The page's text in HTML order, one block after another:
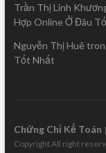
Trần Thị Linh
Hợp Online Ở Đâu
Nguyễn Thị Huê
Tốt Nhất
Chứng Chỉ Kế Toán
Copyright All right